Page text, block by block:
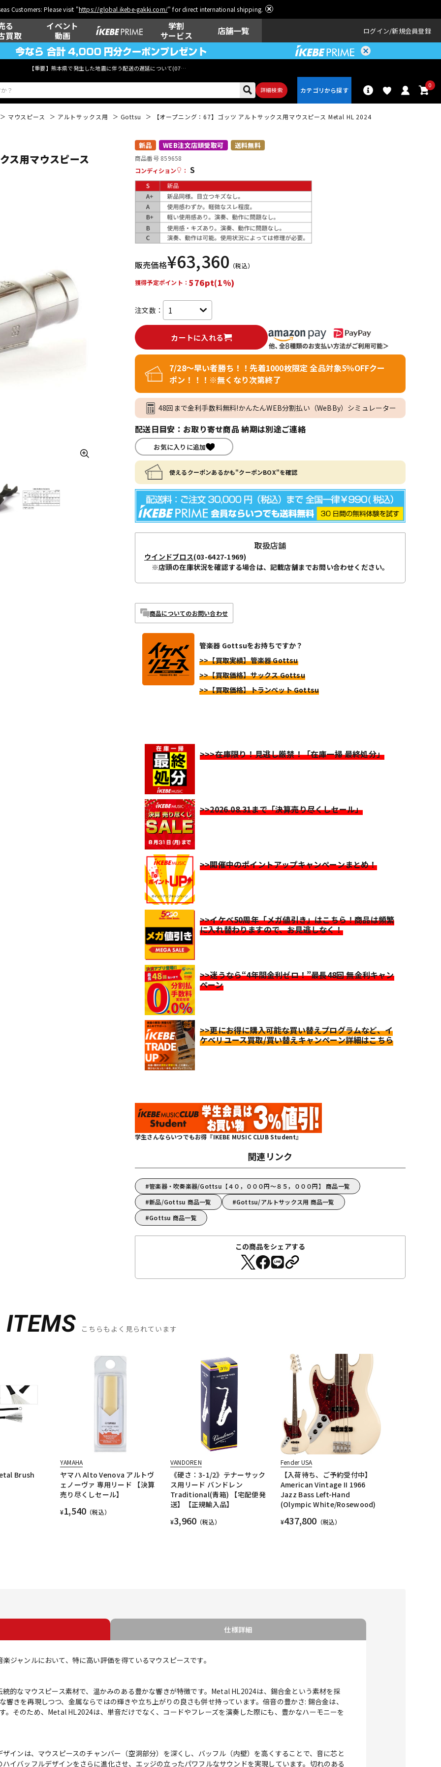
Customers: Please visit "https://global.ikebe-gakki.com/" for direct international shipping.
る
買取
イベント
動画
学割
サービス
店舗一覧 ログイン 新規会員登録
【重要】熊本県で発生した地震に伴う配送の遅延について(07月29日
詳細検索
0
ウクレレ ドラム
その他楽器
レコーディン
グ機器
配信/ライブ
機器
マウスピース アルトサックス用 Gottsu 【オープニング：67】ゴッツ アルトサックス用マウスピース Metal HL 2024
ス用マウスピース
新品 WEB注文店頭受取可 送料無料
商品番号 859658
コンディション
： S
販売価格¥63,360 （税込）
獲得予定ポイント： 576pt(1%)
注文数：
カートに入れる
7/28～早い者勝ち！！先着1000枚限定 全品対象5％OFFクー
ポン！！！※無くなり次第終了
48回まで金利手数料無料!かんたんWEB分割払い（WeBBy）シミュレーター
配送日目安：お取り寄せ商品 納期は別途ご連絡
お気に入りに追加
使えるクーポンあるかも"クーポンBOX"を確認
取扱店舗
ウインドブロス(03-6427-1969)
※店頭の在庫状況を確認する場合は、記載店舗までお問い合わせください。
商品についてのお問い合わせ
管楽器 Gottsuをお持ちですか？
>>【買取実績】管楽器 Gottsu
>>【買取価格】サックス Gottsu
>>【買取価格】トランペット Gottsu
>>>在庫限り！見逃し厳禁！「在庫一掃 最終処分」
>>2026.08.31まで「決算売り尽くしセール」
>>開催中のポイントアップキャンペーンまとめ！
>>イケベ50周年「メガ値引き」はこちら！商品は頻繁
に入れ替わりますので、お見逃しなく！
>>迷うなら“4年間金利ゼロ！”最長48回 無金利キャン
ペーン
>>更にお得に購入可能な買い替えプログラムなど、イ
ケベリユース買取/買い替えキャンペーン詳細はこちら
学生さんならいつでもお得『IKEBE MUSIC CLUB Student』
関連リンク
管楽器・吹奏楽器/Gottsu【４０，０００円～８５，０００円】 商品一覧
新品/Gottsu 商品一覧
Gottsu/アルトサックス用 商品一覧
Gottsu 商品一覧
この商品をシェアする
ITEMS こちらもよく見られています
Brush
YAMAHA
ヤマハ Alto Venova アルトヴ
ェノーヴァ 専用リード 【決算
売り尽くしセール】
¥1,540 （税込）
VANDOREN
《硬さ：3-1/2》テナーサック
ス用リード バンドレン
Traditional(青箱) 【宅配便発
送】【正規輸入品】
¥3,960 （税込）
Fender USA
【入荷待ち、ご予約受付中】
American Vintage II 1966
Jazz Bass Left-Hand
(Olympic White/Rosewood)
¥437,800 （税込）
仕様詳細
ジャンルにおいて、特に高い評価を得ているマウスピースです。
的なマウスピース素材で、温かみのある豊かな響きが特徴です。Metal HL2024は、錫合金という素材を採
きを再現しつつ、金属ならではの輝きや立ち上がりの良さも併せ持っています。倍音の豊かさ: 錫合金は、
。そのため、Metal HL2024は、単音だけでなく、コードやフレーズを演奏した際にも、豊かなハーモニーを
インは、マウスピースのチャンバー（空洞部分）を深くし、バッフル（内壁）を高くすることで、音に芯と
イバッフルデザインをさらに進化させ、エッジの立ったパワフルなサウンドを実現しています。切れのある